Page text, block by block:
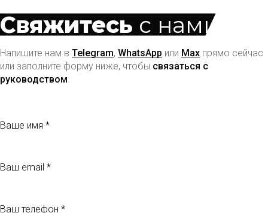
Свяжитесь с нами
Напишите нам в Telegram, WhatsApp или Max прямо сейчас
или заполните форму ниже, чтобы связаться с
руководством: